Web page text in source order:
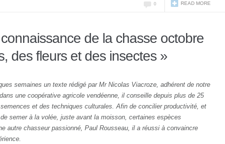
READ MORE
0
de la chasse octobre
des fleurs et des insectes »
semaines un texte rédigé par Mr Nicolas Viacroze, adhérent de notre
une coopérative agricole vendéenne, il conseille depuis plus de 25
et des techniques culturales. Afin de concilier productivité, et
semer à la volée, juste avant la moisson, certaines espèces
autre chasseur passionné, Paul Rousseau, il a réussi à convaincre